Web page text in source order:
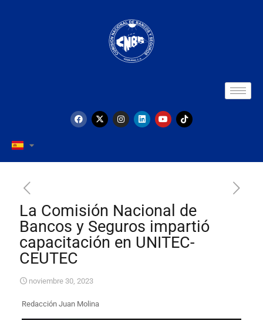
La Comisión Nacional de
Bancos y Seguros impartió
capacitación en UNITEC-
CEUTEC
noviembre 30, 2023
Redacción Juan Molina